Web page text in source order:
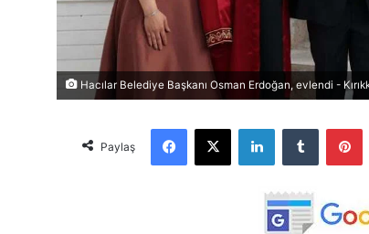
Hacılar Belediye Başkanı Osman Erdoğan, evlendi -
Paylaş